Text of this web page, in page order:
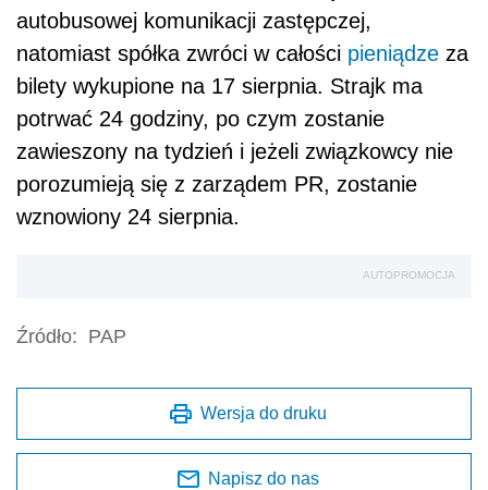
autobusowej komunikacji zastępczej,
natomiast spółka zwróci w całości pieniądze za
bilety wykupione na 17 sierpnia. Strajk ma
potrwać 24 godziny, po czym zostanie
zawieszony na tydzień i jeżeli związkowcy nie
porozumieją się z zarządem PR, zostanie
wznowiony 24 sierpnia.
AUTOPROMOCJA
Źródło: PAP
Wersja do druku
Napisz do nas